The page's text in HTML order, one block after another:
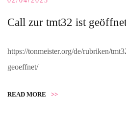
Call zur tmt32 ist
https://tonmeister.org/de/rubriken/
geoeffnet/
READ MORE >>